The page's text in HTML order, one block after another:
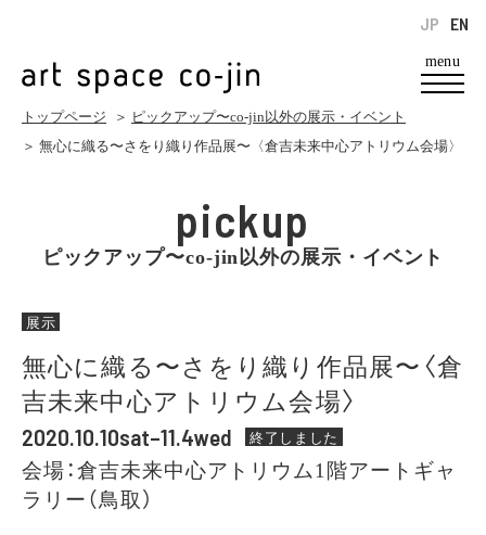
menu
EN
JP
トップページ ＞ ピックアップ〜co-jin以外の展示・イベント
＞ 無心に織る〜さをり織り作品展〜〈倉吉未来中心アトリウム会場〉
pickup
ピックアップ〜co-jin以外の展示・イベント
展示
無心に織る〜さをり織り作品展〜〈倉
吉未来中心アトリウム会場〉
2020.10.10sat–11.4wed 終了しました
会場：倉吉未来中心アトリウム1階アートギャ
ラリー（鳥取）